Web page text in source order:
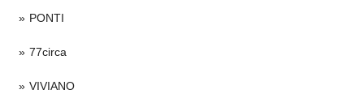
PONTI
77circa
VIVIANO